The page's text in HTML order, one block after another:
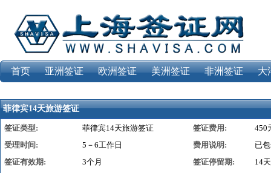
首页 亚洲签证 欧洲签证 美洲签证 非洲签证 大
菲律宾14天旅游签证
签证类型: 菲律宾14天旅游签证 签证费用:
450
受理时间:
5－6工作日 费用说明:
已
签证有效期:
3个月 签证停留期:
14天